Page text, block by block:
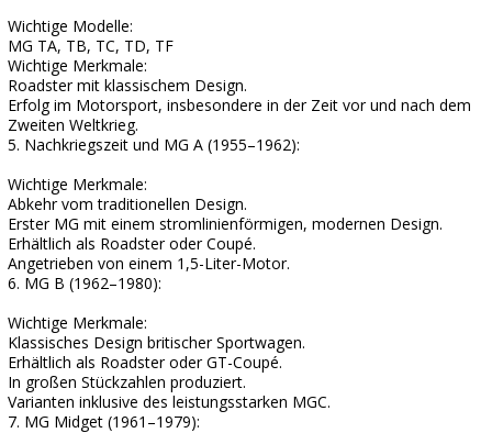
Wichtige Modelle:
MG TA, TB, TC, TD, TF
Wichtige Merkmale:
Roadster mit klassischem Design.
Erfolg im Motorsport, insbesondere in der Zeit vor und nach dem
Zweiten Weltkrieg.
5. Nachkriegszeit und MG A (1955–1962):
Wichtige Merkmale:
Abkehr vom traditionellen Design.
Erster MG mit einem stromlinienförmigen, modernen Design.
Erhältlich als Roadster oder Coupé.
Angetrieben von einem 1,5-Liter-Motor.
6. MG B (1962–1980):
Wichtige Merkmale:
Klassisches Design britischer Sportwagen.
Erhältlich als Roadster oder GT-Coupé.
In großen Stückzahlen produziert.
Varianten inklusive des leistungsstarken MGC.
7. MG Midget (1961–1979):